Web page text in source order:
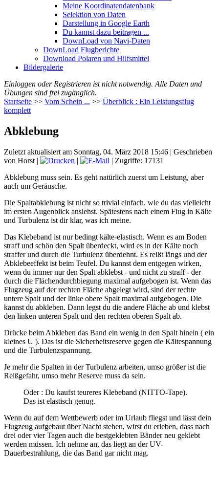
Meine Koordinatendatenbank
Selektion von Daten
Darstellung in Google Earth
Du kannst dazu beitragen ...
DownLoad von Navi-Daten
DownLoad Flugberichte
Download Polaren und Hilfsmittel
Bildergalerie
Einloggen oder Registrieren ist nicht notwendig. Alle Daten und
Übungen sind frei zugänglich.
Startseite >> Vom Schein ... >> Überblick : Ein Leistungsflug
komplett
Abklebung
Zuletzt aktualisiert am Sonntag, 04. März 2018 15:46 | Geschrieben
von Horst | |
| Zugriffe: 17131
Abklebung muss sein. Es geht natürlich zuerst um Leistung, aber
auch um Geräusche.
Die Spaltabklebung ist nicht so trivial einfach, wie du das vielleicht
im ersten Augenblick ansiehst. Spätestens nach einem Flug in Kälte
und Turbulenz ist dir klar, was ich meine.
Das Klebeband ist nur bedingt kälte-elastisch. Wenn es am Boden
straff und schön den Spalt überdeckt, wird es in der Kälte noch
straffer und durch die Turbulenz überdehnt. Es reißt längs und der
Abklebeeffekt ist beim Teufel. Du kannst dem entgegen wirken,
wenn du immer nur den Spalt abklebst - und nicht zu straff - der
durch die Flächendurchbiegung maximal aufgebogen ist. Wenn das
Flugzeug auf der rechten Fläche abgelegt wird, sind der rechte
untere Spalt und der linke obere Spalt maximal aufgebogen. Die
kannst du abkleben. Dann legst du die andere Fläche ab und klebst
den linken unteren Spalt und den rechten oberen Spalt ab.
Drücke beim Abkleben das Band ein wenig in den Spalt hinein ( ein
kleines U ). Das ist die Sicherheitsreserve gegen die Kältespannung
und die Turbulenzspannung.
Je mehr die Spalten in der Turbulenz arbeiten, umso größer ist die
Reißgefahr, umso mehr Reserve muss da sein.
Oder : Du kaufst teureres Klebeband (NITTO-Tape).
Das ist elastisch genug.
Wenn du auf dem Wettbewerb oder im Urlaub fliegst und lässt dein
Flugzeug aufgebaut über Nacht stehen, wirst du erleben, dass nach
drei oder vier Tagen auch die bestgeklebten Bänder neu geklebt
werden müssen. Ich nehme an, das liegt an der UV-
Dauerbestrahlung, die das Band gar nicht mag.